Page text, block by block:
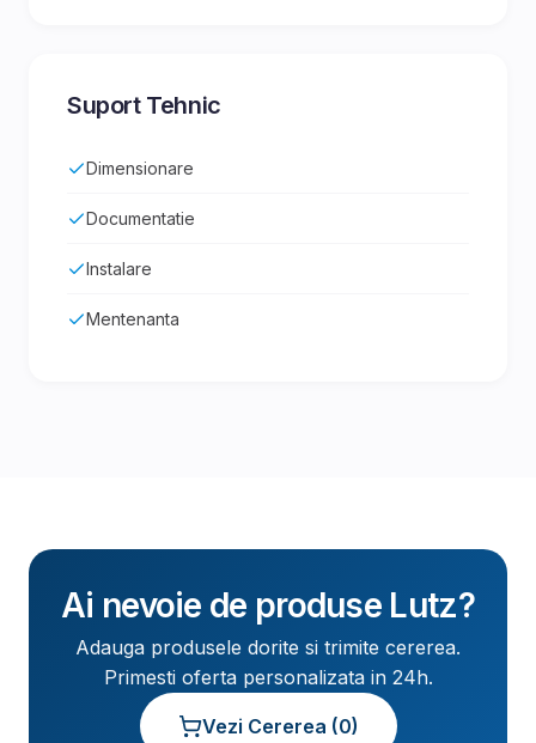
Suport Tehnic
Dimensionare
Documentatie
Instalare
Mentenanta
Ai nevoie de produse Lutz?
Adauga produsele dorite si trimite cererea.
Primesti oferta personalizata in 24h.
Vezi Cererea (0)